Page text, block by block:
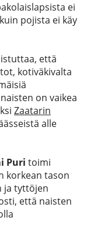
ei
pojista ei käy
että
kotiväkivalta
on vaikea
Zaatarin
alle
Puri toimi
korkean tason
ja tyttöjen
että naisten